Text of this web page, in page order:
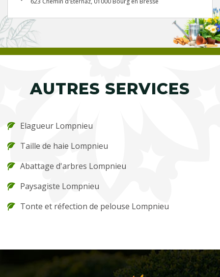
AUTRES SERVICES
Elagueur Lompnieu
Taille de haie Lompnieu
Abattage d'arbres Lompnieu
Paysagiste Lompnieu
Tonte et réfection de pelouse Lompnieu